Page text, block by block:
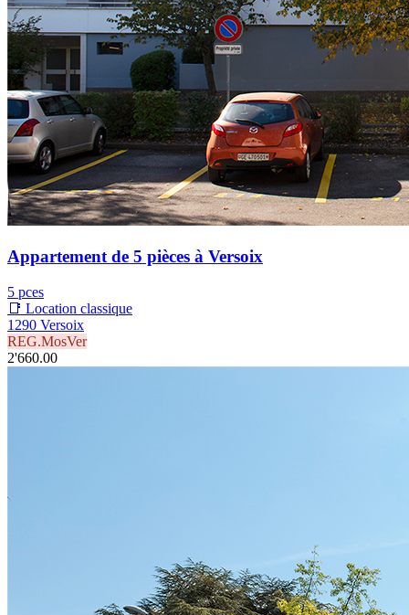
Appartement de 5 pièces à Versoix
5 pces
📑 Location classique
1290 Versoix
REG.MosVer
2'660.00